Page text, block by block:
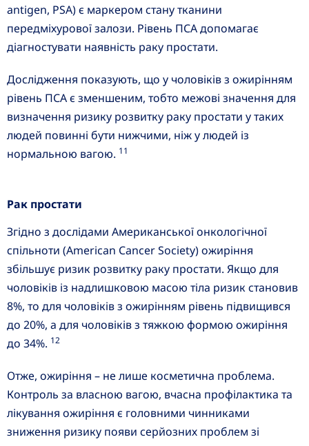
antigen, PSA) є маркером стану тканини
передміхурової залози. Рівень ПСА допомагає
діагностувати наявність раку простати.
Дослідження показують, що у чоловіків з ожирінням
рівень ПСА є зменшеним, тобто межові значення для
визначення ризику розвитку раку простати у таких
людей повинні бути нижчими, ніж у людей із
нормальною вагою. 11
Рак простати
Згідно з дослідами Американської онкологічної
спільноти (American Cancer Society) ожиріння
збільшує ризик розвитку раку простати. Якщо для
чоловіків із надлишковою масою тіла ризик становив
8%, то для чоловіків з ожирінням рівень підвищився
до 20%, а для чоловіків з тяжкою формою ожиріння
до 34%. 12
Отже, ожиріння – не лише косметична проблема.
Контроль за власною вагою, вчасна профілактика та
лікування ожиріння є головними чинниками
зниження ризику появи серйозних проблем зі